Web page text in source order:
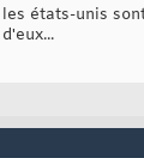
les états-unis
d'eux...